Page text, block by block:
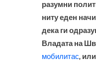
разумни
ниту еден
дека ги
Владата на
мобилитас,